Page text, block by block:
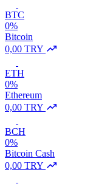
BTC
0%
Bitcoin
0,00 TRY
ETH
0%
Ethereum
0,00 TRY
BCH
0%
Bitcoin Cash
0,00 TRY